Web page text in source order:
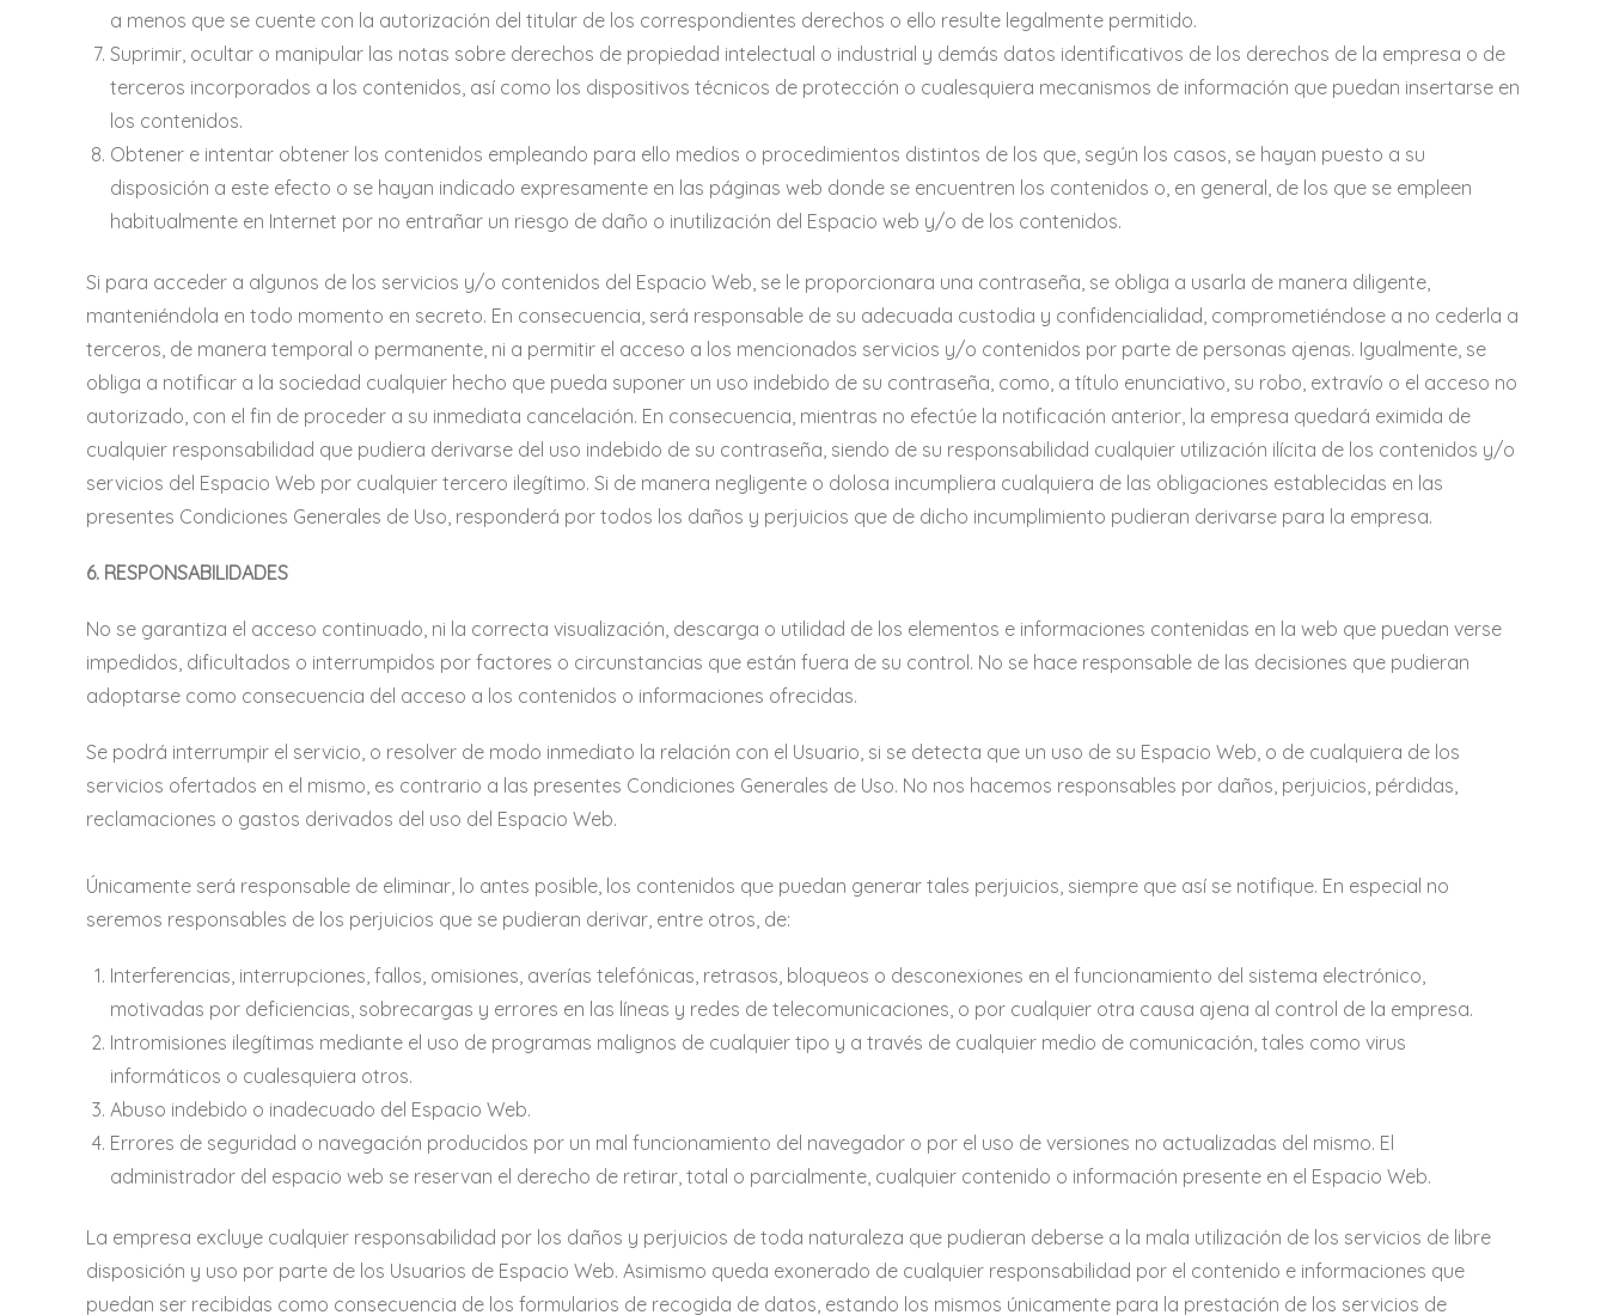
a menos que se cuente con la autorización del titular de los correspondientes derechos o ello resulte legalmente permitido.
Suprimir, ocultar o manipular las notas sobre derechos de propiedad intelectual o industrial y demás datos identificativos de los derechos de la empresa o de
terceros incorporados a los contenidos, así como los dispositivos técnicos de protección o cualesquiera mecanismos de información que puedan insertarse en
los contenidos.
Obtener e intentar obtener los contenidos empleando para ello medios o procedimientos distintos de los que, según los casos, se hayan puesto a su
disposición a este efecto o se hayan indicado expresamente en las páginas web donde se encuentren los contenidos o, en general, de los que se empleen
habitualmente en Internet por no entrañar un riesgo de daño o inutilización del Espacio web y/o de los contenidos.
Si para acceder a algunos de los servicios y/o contenidos del Espacio Web, se le proporcionara una contraseña, se obliga a usarla de manera diligente,
manteniéndola en todo momento en secreto. En consecuencia, será responsable de su adecuada custodia y confidencialidad, comprometiéndose a no cederla a
terceros, de manera temporal o permanente, ni a permitir el acceso a los mencionados servicios y/o contenidos por parte de personas ajenas. Igualmente, se
obliga a notificar a la sociedad cualquier hecho que pueda suponer un uso indebido de su contraseña, como, a título enunciativo, su robo, extravío o el acceso no
autorizado, con el fin de proceder a su inmediata cancelación. En consecuencia, mientras no efectúe la notificación anterior, la empresa quedará eximida de
cualquier responsabilidad que pudiera derivarse del uso indebido de su contraseña, siendo de su responsabilidad cualquier utilización ilícita de los contenidos y/o
servicios del Espacio Web por cualquier tercero ilegítimo. Si de manera negligente o dolosa incumpliera cualquiera de las obligaciones establecidas en las
presentes Condiciones Generales de Uso, responderá por todos los daños y perjuicios que de dicho incumplimiento pudieran derivarse para la empresa.
6. RESPONSABILIDADES
No se garantiza el acceso continuado, ni la correcta visualización, descarga o utilidad de los elementos e informaciones contenidas en la web que puedan verse
impedidos, dificultados o interrumpidos por factores o circunstancias que están fuera de su control. No se hace responsable de las decisiones que pudieran
adoptarse como consecuencia del acceso a los contenidos o informaciones ofrecidas.
Se podrá interrumpir el servicio, o resolver de modo inmediato la relación con el Usuario, si se detecta que un uso de su Espacio Web, o de cualquiera de los
servicios ofertados en el mismo, es contrario a las presentes Condiciones Generales de Uso. No nos hacemos responsables por daños, perjuicios, pérdidas,
reclamaciones o gastos derivados del uso del Espacio Web.
Únicamente será responsable de eliminar, lo antes posible, los contenidos que puedan generar tales perjuicios, siempre que así se notifique. En especial no
seremos responsables de los perjuicios que se pudieran derivar, entre otros, de:
Interferencias, interrupciones, fallos, omisiones, averías telefónicas, retrasos, bloqueos o desconexiones en el funcionamiento del sistema electrónico,
motivadas por deficiencias, sobrecargas y errores en las líneas y redes de telecomunicaciones, o por cualquier otra causa ajena al control de la empresa.
Intromisiones ilegítimas mediante el uso de programas malignos de cualquier tipo y a través de cualquier medio de comunicación, tales como virus
informáticos o cualesquiera otros.
Abuso indebido o inadecuado del Espacio Web.
Errores de seguridad o navegación producidos por un mal funcionamiento del navegador o por el uso de versiones no actualizadas del mismo. El
administrador del espacio web se reservan el derecho de retirar, total o parcialmente, cualquier contenido o información presente en el Espacio Web.
La empresa excluye cualquier responsabilidad por los daños y perjuicios de toda naturaleza que pudieran deberse a la mala utilización de los servicios de libre
disposición y uso por parte de los Usuarios de Espacio Web. Asimismo queda exonerado de cualquier responsabilidad por el contenido e informaciones que
puedan ser recibidas como consecuencia de los formularios de recogida de datos, estando los mismos únicamente para la prestación de los servicios de